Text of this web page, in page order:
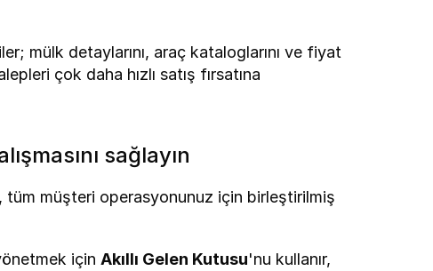
mülk detaylarını, araç kataloglarını ve fiyat
çok daha hızlı satış fırsatına
sağlayın
tüm müşteri operasyonunuz için birleştirilmiş
için Akıllı Gelen Kutusu'nu kullanır,